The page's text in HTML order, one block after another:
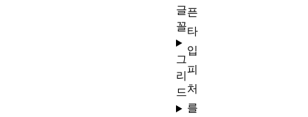
픈
타
입
피
처
를
글
꼴
그
리
드